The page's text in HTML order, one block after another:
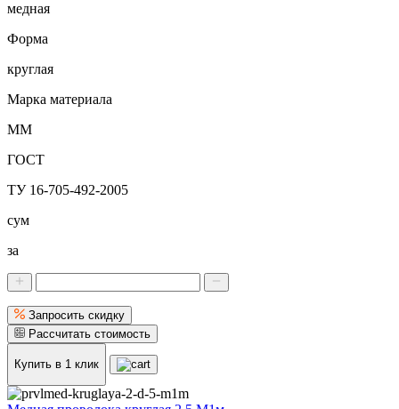
медная
Форма
круглая
Марка материала
ММ
ГОСТ
ТУ 16-705-492-2005
сум
за
Запросить скидку
Рассчитать стоимость
Купить в 1 клик